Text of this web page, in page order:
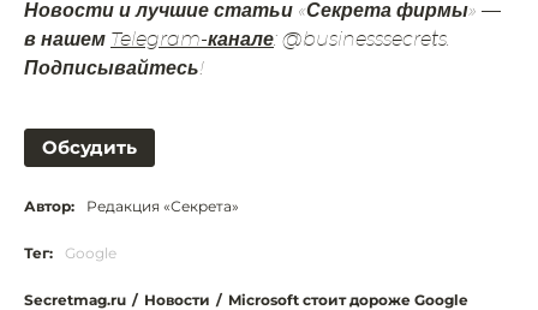
Новости и лучшие статьи «Секрета фирмы» —
в нашем Telegram-канале: @businesssecrets.
Подписывайтесь!
Обсудить
Автор: Редакция «Секрета»
Тег: Google
Secretmag.ru / Новости / Microsoft стоит дороже Google